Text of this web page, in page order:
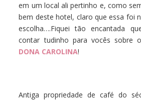
em um local ali pertinho e, como
bem deste hotel, claro que essa foi
escolha….Fiquei tão encantada
contar tudinho para vocês sobre o
DONA CAROLINA!
Antiga propriedade de café do